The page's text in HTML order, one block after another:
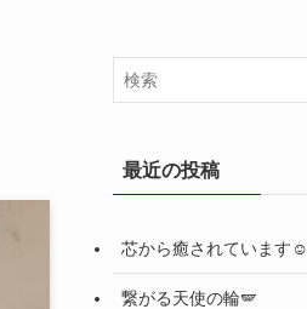
最近の投稿
芯から癒されています☺️
繋がる天使の輪🪽